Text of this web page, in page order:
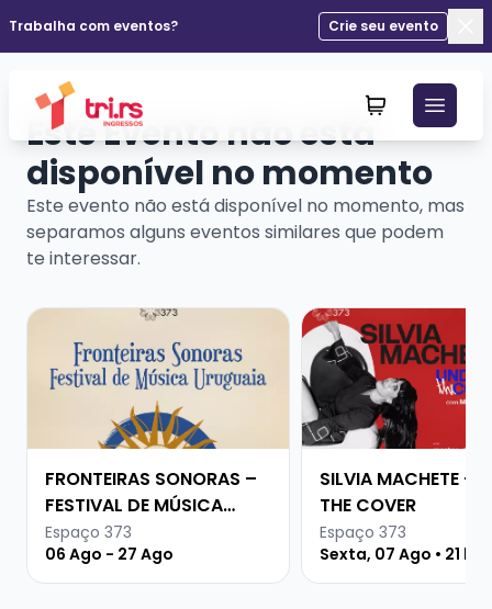
Trabalha com eventos?
Crie seu evento
Este Evento não está
disponível no momento
Este evento não está disponível no momento, mas
separamos alguns eventos similares que podem
te interessar.
Veja mais sobre FRONTEIRAS SONORAS – FESTIVAL
FRONTEIRAS SONORAS –
FESTIVAL DE MÚSICA
URUGUAIA
Espaço 373
06 Ago - 27 Ago
Veja mais sobre
SILVIA MACHETE -
THE COVER
Espaço 373
Sexta, 07 Ago • 21